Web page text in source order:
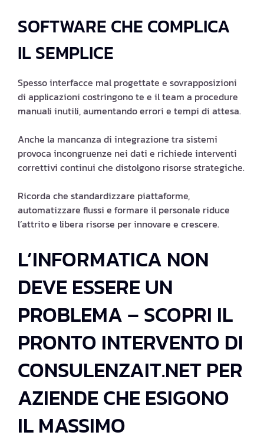
SOFTWARE CHE COMPLICA
IL SEMPLICE
Spesso interfacce mal progettate e sovrapposizioni
di applicazioni costringono te e il team a procedure
manuali inutili, aumentando errori e tempi di attesa.
Anche la mancanza di integrazione tra sistemi
provoca incongruenze nei dati e richiede interventi
correttivi continui che distolgono risorse strategiche.
Ricorda che standardizzare piattaforme,
automatizzare flussi e formare il personale riduce
l’attrito e libera risorse per innovare e crescere.
L’INFORMATICA NON
DEVE ESSERE UN
PROBLEMA – SCOPRI IL
PRONTO INTERVENTO DI
CONSULENZAIT.NET PER
AZIENDE CHE ESIGONO
IL MASSIMO